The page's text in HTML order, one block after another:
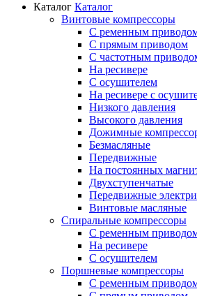
Каталог Каталог
Винтовые компрессоры
С ременным
С прямым приводом
С частотным
На ресивере
С осушителем
На ресивере с
Низкого давления
Высокого давления
Дожимные
Безмасляные
Передвижные
На постоянных
Двухступенчатые
Передвижные
Винтовые масляные
Спиральные компрессоры
С ременным
На ресивере
С осушителем
Поршневые компрессоры
С ременным